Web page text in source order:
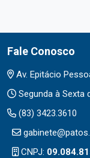
Fale Conosco
Av. Epitácio
Segunda à Sexta
(83) 3423.3610
CNPJ: